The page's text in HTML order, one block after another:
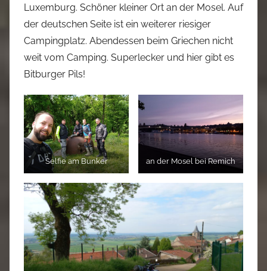
Luxemburg. Schöner kleiner Ort an der Mosel. Auf
der deutschen Seite ist ein weiterer riesiger
Campingplatz. Abendessen beim Griechen nicht
weit vom Camping. Superlecker und hier gibt es
Bitburger Pils!
Selfie am Bunker an der Mosel bei Remich